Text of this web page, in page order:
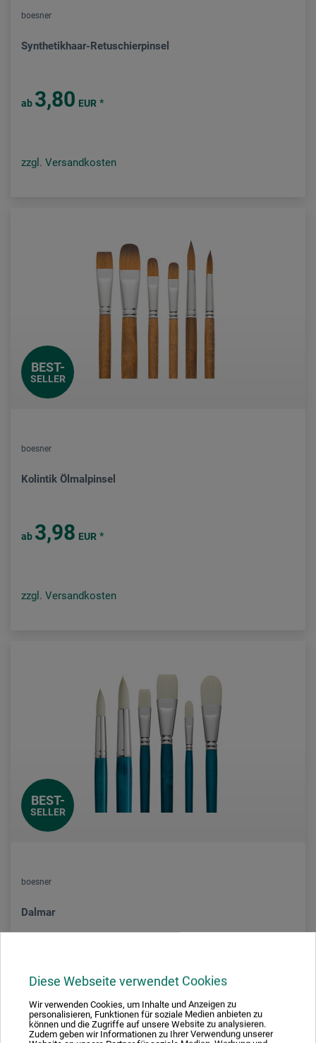
Diese Webseite verwendet Cookies
Wir verwenden Cookies, um Inhalte und Anzeigen zu
personalisieren, Funktionen für soziale Medien anbieten zu
können und die Zugriffe auf unsere Website zu analysieren.
Zudem geben wir Informationen zu Ihrer Verwendung unserer
boesner
Synthetikhaar-Retuschierpinsel
ab 3,80 EUR *
zzgl. Versandkosten
BEST-
SELLER
boesner
Kolintik Ölmalpinsel
ab 3,98 EUR *
zzgl. Versandkosten
BEST-
SELLER
boesner
Dalmar
zzgl. Versandkosten